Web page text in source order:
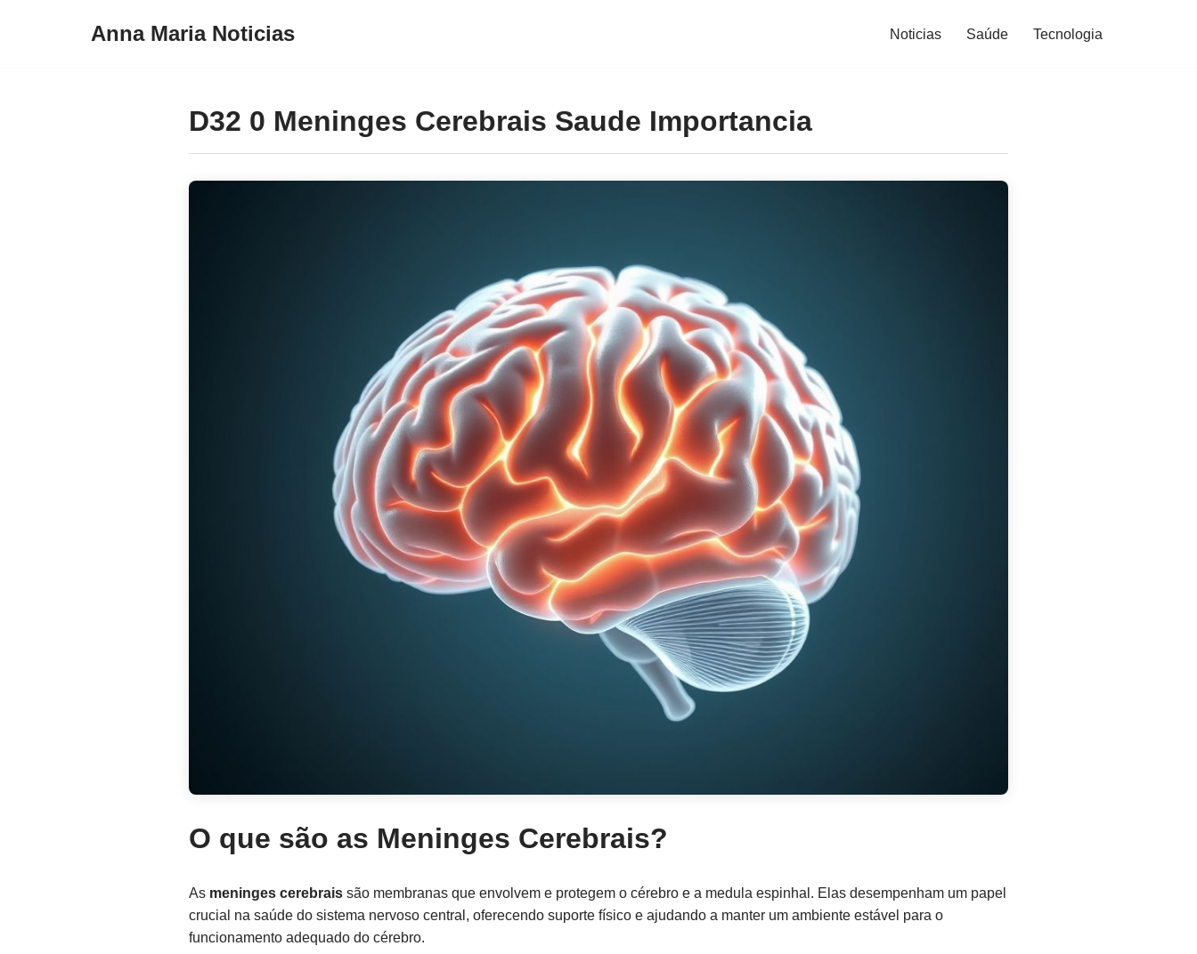
Anna Maria Noticias Noticias Saúde Tecnologia
D32 0 Meninges Cerebrais Saude Importancia
O que são as Meninges Cerebrais?
As meninges cerebrais são membranas que envolvem e protegem o cérebro e a medula espinhal. Elas desempenham um papel
crucial na saúde do sistema nervoso central, oferecendo suporte físico e ajudando a manter um ambiente estável para o
funcionamento adequado do cérebro.